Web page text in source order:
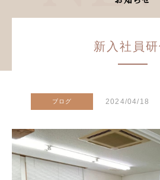
新入社員研
ブログ 2024/04/18